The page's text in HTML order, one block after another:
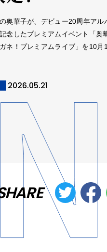
奥華子が、デビュー20周年アル
念したプレミアムイベント「奥
ネ！プレミアムライブ」を10月
2026.05.21